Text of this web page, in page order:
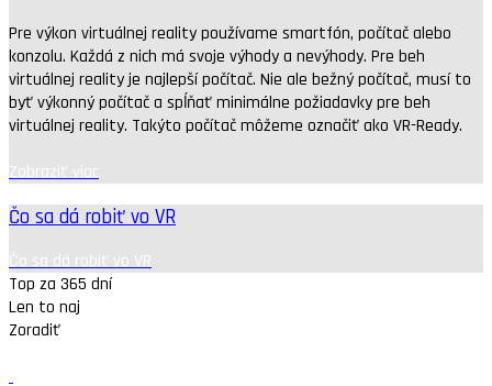
Pre výkon virtuálnej reality používame smartfón, počítač alebo
konzolu. Každá z nich má svoje výhody a nevýhody. Pre beh
virtuálnej reality je najlepší počítač. Nie ale bežný počítač, musí to
byť výkonný počítač a spĺňať minimálne požiadavky pre beh
virtuálnej reality. Takýto počítač môžeme označiť ako VR-Ready.
Zobraziť viac
Čo sa dá robiť vo VR
Čo sa dá robiť vo VR
Top za 365 dní
Len to naj
Zoradiť